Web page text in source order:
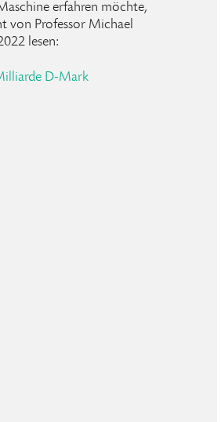
erfahren möchte,
von Professor Michael
lesen:
D-Mark